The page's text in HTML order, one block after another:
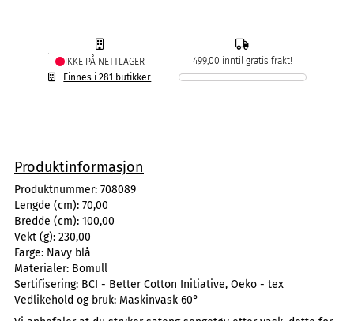
IKKE PÅ NETTLAGER
Finnes i 281 butikker
499,00 inntil gratis frakt!
Produktinformasjon
Produktnummer: 708089
Lengde (cm): 70,00
Bredde (cm): 100,00
Vekt (g): 230,00
Farge: Navy blå
Materialer: Bomull
Sertifisering: BCI - Better Cotton Initiative, Oeko - tex
Vedlikehold og bruk: Maskinvask 60°